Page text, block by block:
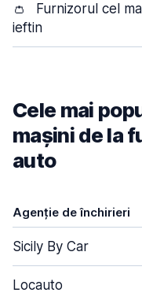
👛
Furnizorul cel
ieftin
Cele mai
mașini de la
auto
Agenție de închirieri
Sicily By Car
Locauto